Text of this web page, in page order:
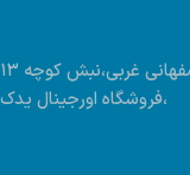
آدرس فروشگاه: اصفهان، خیابان عاشق اصفهانی غربی،نبش کوچه ۱۳
،فروشگاه اورجینال یدک